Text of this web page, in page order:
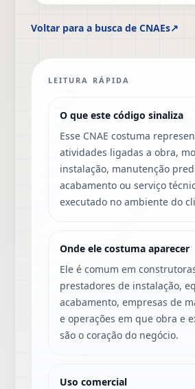
Voltar para a busca de CNAEs↗
LEITURA RÁPIDA
O que este código sinaliza
Esse CNAE costuma
atividades ligadas a obra,
instalação, manutenção
acabamento ou serviço
executado no ambiente do
Onde ele costuma aparecer
Ele é comum em
prestadores de instalação,
acabamento, empresas de
e operações em que obra e
são o coração do negócio.
Uso comercial